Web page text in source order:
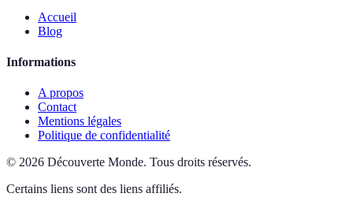
Accueil
Blog
Informations
A propos
Contact
Mentions légales
Politique de confidentialité
© 2026 Découverte Monde. Tous droits réservés.
Certains liens sont des liens affiliés.